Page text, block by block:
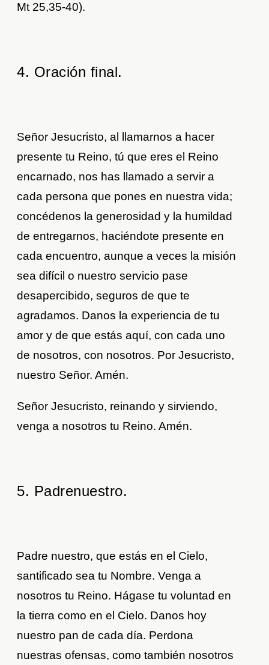
Mt 25,35-40).
4. Oración final.
Señor Jesucristo, al llamarnos a hacer
presente tu Reino, tú que eres el Reino
encarnado, nos has llamado a servir a
cada persona que pones en nuestra vida;
concédenos la generosidad y la humildad
de entregarnos, haciéndote presente en
cada encuentro, aunque a veces la misión
sea difícil o nuestro servicio pase
desapercibido, seguros de que te
agradamos. Danos la experiencia de tu
amor y de que estás aquí, con cada uno
de nosotros, con nosotros. Por Jesucristo,
nuestro Señor. Amén.
Señor Jesucristo, reinando y sirviendo,
venga a nosotros tu Reino. Amén.
5. Padrenuestro.
Padre nuestro, que estás en el Cielo,
santificado sea tu Nombre. Venga a
nosotros tu Reino. Hágase tu voluntad en
la tierra como en el Cielo. Danos hoy
nuestro pan de cada día. Perdona
nuestras ofensas, como también nosotros